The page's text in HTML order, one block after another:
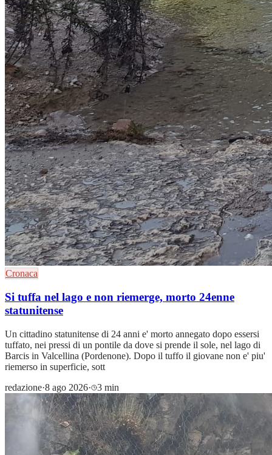
Cronaca
Si tuffa nel lago e non riemerge, morto 24enne
statunitense
Un cittadino statunitense di 24 anni e' morto annegato dopo essersi
tuffato, nei pressi di un pontile da dove si prende il sole, nel lago di
Barcis in Valcellina (Pordenone). Dopo il tuffo il giovane non e' piu'
riemerso in superficie, sott
redazione·8 ago 2026· 3 min